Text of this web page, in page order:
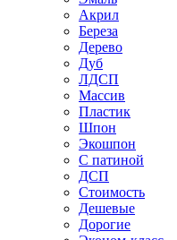
Акрил
Береза
Дерево
Дуб
ЛДСП
Массив
Пластик
Шпон
Экошпон
С патиной
ДСП
Стоимость
Дешевые
Дорогие